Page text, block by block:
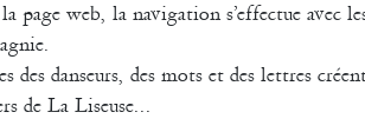
web, la navigation s’effectue avec
des danseurs, des mots et des lettres
de La Liseuse...